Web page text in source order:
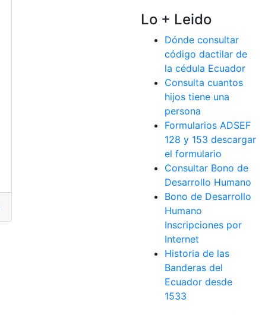
Lo + Leido
Dónde consultar
código dactilar de
la cédula Ecuador
Consulta cuantos
hijos tiene una
persona
Formularios ADSEF
128 y 153 descargar
el formulario
Consultar Bono de
Desarrollo Humano
Bono de Desarrollo
Humano
Inscripciones por
Internet
Historia de las
Banderas del
Ecuador desde
1533